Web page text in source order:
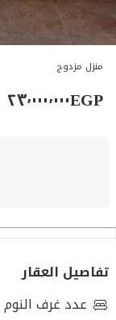
منزل مزدوج
EGP٢٣٬٠٠٠٬٠٠٠
تفاصيل العقار
عدد غرف النوم